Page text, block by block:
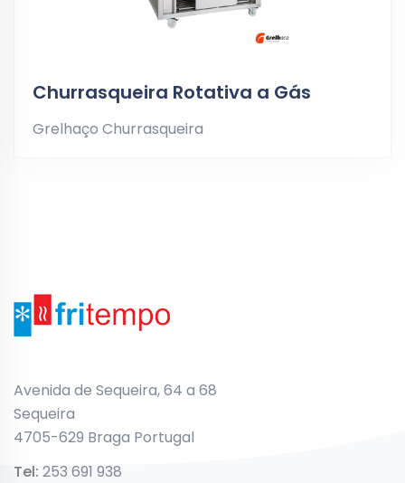
Churrasqueira Rotativa a Gás
Grelhaço Churrasqueira
Avenida de Sequeira, 64 a 68
Sequeira
4705-629 Braga Portugal
Tel: 253 691 938